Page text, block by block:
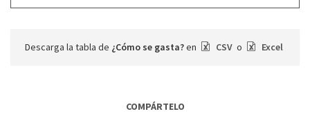
Descarga la tabla de ¿Cómo se gasta?en CSV o Excel
COMPÁRTELO